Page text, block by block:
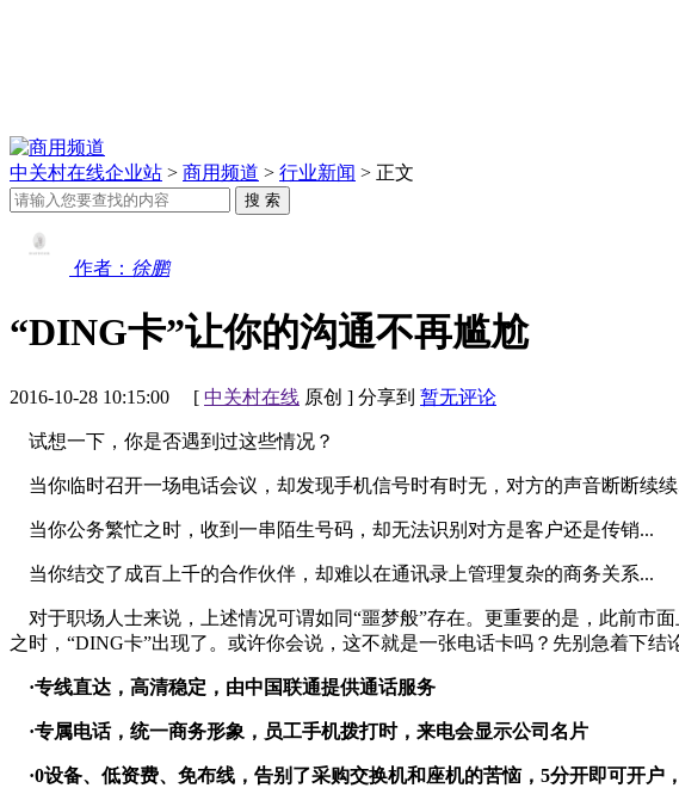
中关村在线企业站 > 商用频道 > 行业新闻 > 正文
作者： 徐鹏
“DING卡”让你的沟通不再尴尬
2016-10-28 10:15:00 [ 中关村在线 原创 ] 分享到 暂无评论
试想一下，你是否遇到过这些情况？
当你临时召开一场电话会议，却发现手机信号时有时无，对方的声音断断续续
当你公务繁忙之时，收到一串陌生号码，却无法识别对方是客户还是传销...
当你结交了成百上千的合作伙伴，却难以在通讯录上管理复杂的商务关系...
对于职场人士来说，上述情况可谓如同“噩梦般”存在。更重要的是，此前市
之时，“DING卡”出现了。或许你会说，这不就是一张电话卡吗？先别急着下
·专线直达，高清稳定，由中国联通提供通话服务
·专属电话，统一商务形象，员工手机拨打时，来电会显示公司名片
·0设备、低资费、免布线，告别了采购交换机和座机的苦恼，5分开即可开户